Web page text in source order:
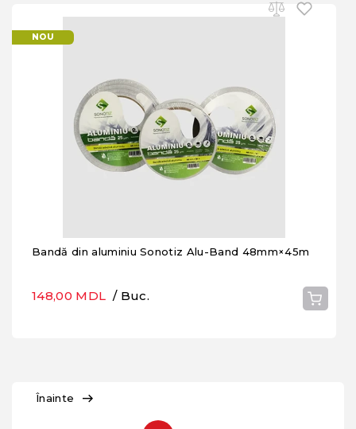
NOU
Bandă din aluminiu Sonotiz Alu-Band 48mm×45m
148,00 MDL / Buc.
Înainte